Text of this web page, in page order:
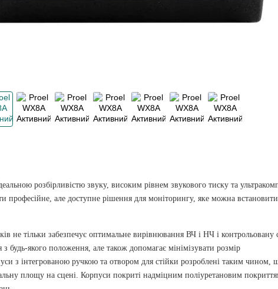
розбірливістю звуку, високим рівнем звукового тиску та
професійне, але доступне рішення для моніторингу, яке можна встановити
не тільки забезпечує оптимальне вирівнювання ВЧ і НЧ і контрольовану
з будь-якого положення, але також допомагає мінімізувати розмір
з інтегрованою ручкою та отвором для стійки розроблені таким
площу на сцені. Корпуси покриті надміцним поліуретановим